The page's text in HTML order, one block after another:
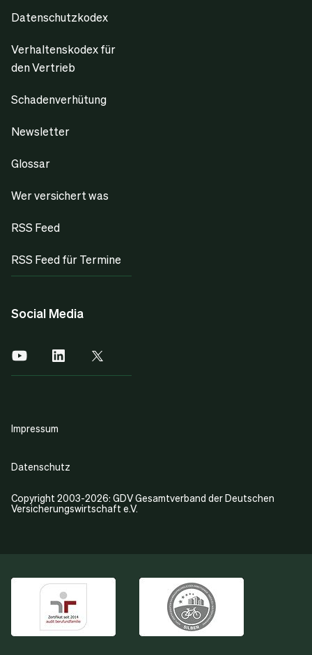
Datenschutzkodex
Verhaltenskodex für
den Vertrieb
Schadenverhütung
Newsletter
Glossar
Wer versichert was
RSS Feed
RSS Feed für Termine
Social Media
Copyright 2003-2026: GDV Gesamtverband der Deutschen
Versicherungswirtschaft e.V.
Impressum
Datenschutz